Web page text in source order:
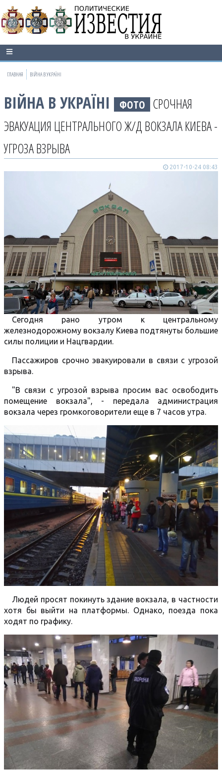
ГЛАВНАЯ ВІЙНА В УКРАЇНІ
ВІЙНА В УКРАЇНІ ФОТО СРОЧНАЯ
ЭВАКУАЦИЯ ЦЕНТРАЛЬНОГО Ж/Д ВОКЗАЛА КИЕВА -
УГРОЗА ВЗРЫВА
2017-10-24 08:43
Сегодня рано утром к центральному
железнодорожному вокзалу Киева подтянуты большие
силы полиции и Нацгвардии.
Пассажиров срочно эвакуировали в связи с угрозой
взрыва.
"В связи с угрозой взрыва просим вас освободить
помещение вокзала", - передала администрация
вокзала через громкоговорители еще в 7 часов утра.
Людей просят покинуть здание вокзала, в частности
хотя бы выйти на платформы. Однако, поезда пока
ходят по графику.